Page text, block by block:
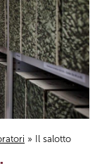
» Il salotto